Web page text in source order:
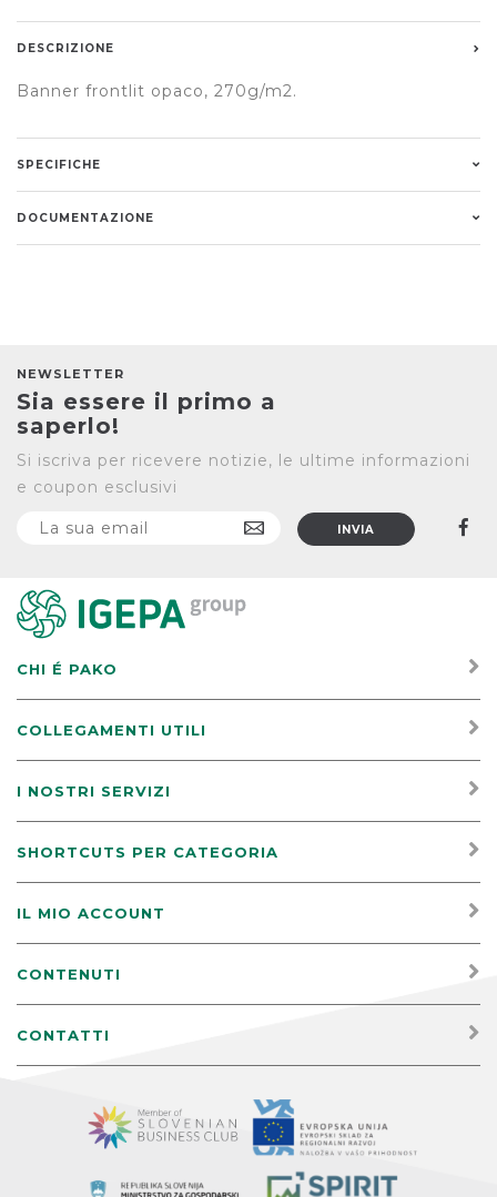
DESCRIZIONE
Banner frontlit opaco, 270g/m2.
SPECIFICHE
DOCUMENTAZIONE
NEWSLETTER
Sia essere il primo a
saperlo!
Si iscriva per ricevere notizie, le ultime informazioni
e coupon esclusivi
CHI É PAKO
COLLEGAMENTI UTILI
I NOSTRI SERVIZI
SHORTCUTS PER CATEGORIA
IL MIO ACCOUNT
CONTENUTI
CONTATTI